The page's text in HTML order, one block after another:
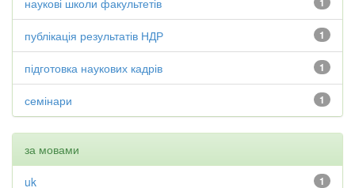
наукові школи факультетів
1
публікація результатів НДР
1
підготовка наукових кадрів
1
семінари
за мовами
1
uk